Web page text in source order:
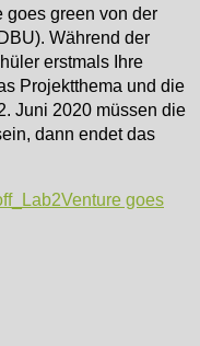
goes green von der
Während der
erstmals Ihre
Projektthema und die
Juni 2020 müssen die
dann endet das
goes